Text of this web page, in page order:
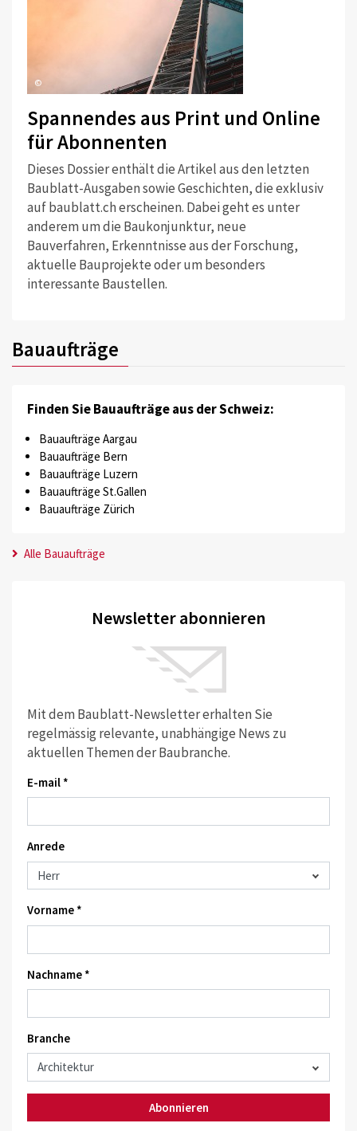
©
Spannendes aus Print und Online
für Abonnenten
Dieses Dossier enthält die Artikel aus den letzten
Baublatt-Ausgaben sowie Geschichten, die exklusiv
auf baublatt.ch erscheinen. Dabei geht es unter
anderem um die Baukonjunktur, neue
Bauverfahren, Erkenntnisse aus der Forschung,
aktuelle Bauprojekte oder um besonders
interessante Baustellen.
Bauaufträge
Finden Sie Bauaufträge aus der Schweiz:
Bauaufträge Aargau
Bauaufträge Bern
Bauaufträge Luzern
Bauaufträge St.Gallen
Bauaufträge Zürich
Alle Bauaufträge
Newsletter abonnieren
Mit dem Baublatt-Newsletter erhalten Sie
regelmässig relevante, unabhängige News zu
aktuellen Themen der Baubranche.
E-mail *
Anrede
Vorname *
Nachname *
Branche
Abonnieren